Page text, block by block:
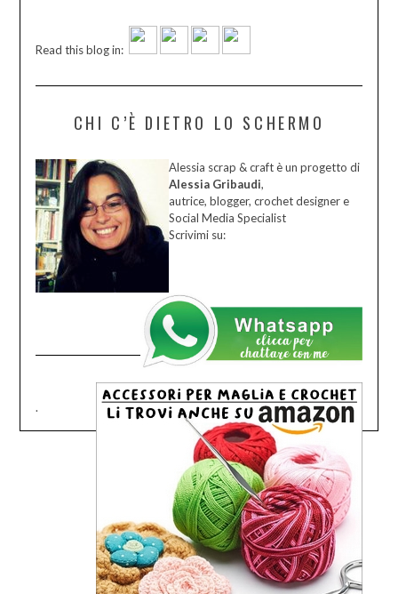
Read this blog in:
CHI C’È DIETRO LO SCHERMO
Alessia scrap & craft è un progetto di
Alessia Gribaudi,
autrice, blogger, crochet designer e
Social Media Specialist
Scrivimi su:
.